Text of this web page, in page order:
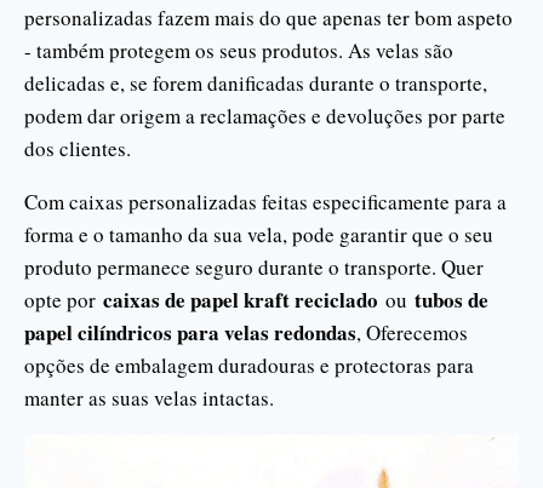
personalizadas fazem mais do que apenas ter bom aspeto
- também protegem os seus produtos. As velas são
delicadas e, se forem danificadas durante o transporte,
podem dar origem a reclamações e devoluções por parte
dos clientes.
Com caixas personalizadas feitas especificamente para a
forma e o tamanho da sua vela, pode garantir que o seu
produto permanece seguro durante o transporte. Quer
opte por caixas de papel kraft reciclado ou tubos de
papel cilíndricos para velas redondas, Oferecemos
opções de embalagem duradouras e protectoras para
manter as suas velas intactas.